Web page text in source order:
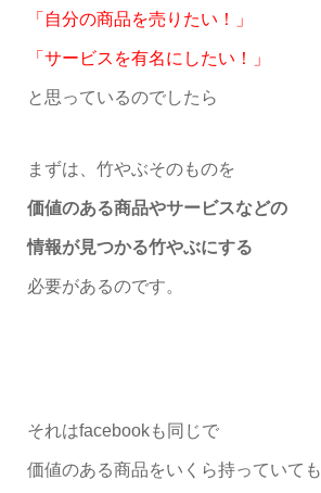
「自分の商品を売りたい！」
「サービスを有名にしたい！」
と思っているのでしたら
まずは、竹やぶそのものを
価値のある商品やサービスなどの
情報が見つかる竹やぶにする
必要があるのです。
それはfacebookも同じで
価値のある商品をいくら持っていても